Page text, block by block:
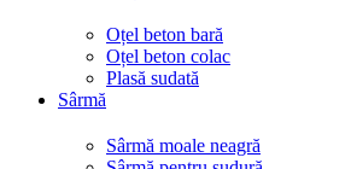
Oțel beton bară
Oțel beton colac
Plasă sudată
Sârmă
Sârmă moale neagră